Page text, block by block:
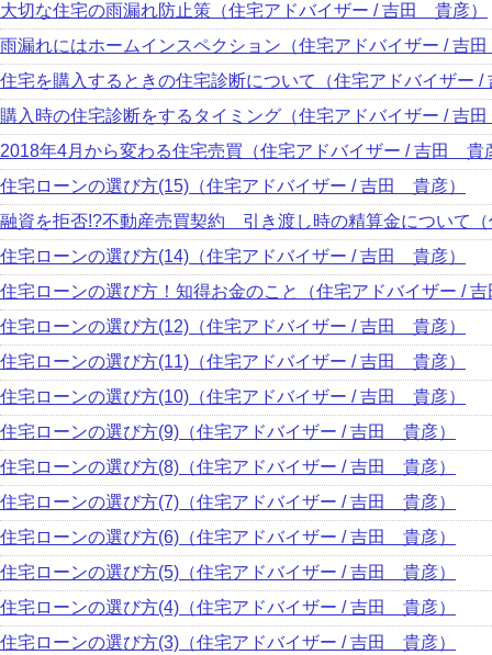
大切な住宅の雨漏れ防止策（住宅アドバイザー / 吉田 貴彦）
雨漏れにはホームインスペクション（住宅アドバイザー / 吉
住宅を購入するときの住宅診断について（住宅アドバイザー
購入時の住宅診断をするタイミング（住宅アドバイザー / 吉
2018年4月から変わる住宅売買（住宅アドバイザー / 吉田 貴
住宅ローンの選び方(15)（住宅アドバイザー / 吉田 貴彦）
融資を拒否!?不動産売買契約 引き渡し時の精算金について
住宅ローンの選び方(14)（住宅アドバイザー / 吉田 貴彦）
住宅ローンの選び方！知得お金のこと（住宅アドバイザー /
住宅ローンの選び方(12)（住宅アドバイザー / 吉田 貴彦）
住宅ローンの選び方(11)（住宅アドバイザー / 吉田 貴彦）
住宅ローンの選び方(10)（住宅アドバイザー / 吉田 貴彦）
住宅ローンの選び方(9)（住宅アドバイザー / 吉田 貴彦）
住宅ローンの選び方(8)（住宅アドバイザー / 吉田 貴彦）
住宅ローンの選び方(7)（住宅アドバイザー / 吉田 貴彦）
住宅ローンの選び方(6)（住宅アドバイザー / 吉田 貴彦）
住宅ローンの選び方(5)（住宅アドバイザー / 吉田 貴彦）
住宅ローンの選び方(4)（住宅アドバイザー / 吉田 貴彦）
住宅ローンの選び方(3)（住宅アドバイザー / 吉田 貴彦）